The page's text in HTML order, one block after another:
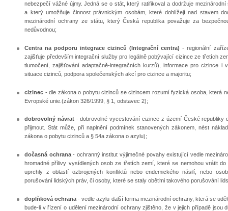
nebezpečí vážné újmy. Jedná se o stát, který ratifikoval a dodržuje
a který umožňuje činnost právnickým osobám, které dohlížejí nad stavem
mezinárodní ochrany ze státu, který Česká republika považuje za
nedůvodnou;
Centra na podporu integrace cizinců (Integrační centra) - regionální
zajišťuje především integrační služby pro legálně pobývající cizince ze třetích
tlumočení, zajišťování adaptačně-integračních kurzů), informace pro cizince i
situace cizinců, podpora společenských akcí pro cizince a majoritu;
cizinec - dle zákona o pobytu cizinců se cizincem rozumí fyzická osoba, která
Evropské unie.(zákon 326/1999, § 1, odstavec 2);
dobrovolný návrat- dobrovolné vycestování cizince z území České republiky
přijmout. Stát může, při naplnění podmínek stanovených zákonem, nést
zákona o pobytu cizinců a § 54a zákona o azylu);
dočasná ochrana- ochranný institut výjimečné povahy existující vedle
hromadné přílivy vysídlených osob ze třetích zemí, které se nemohou vrátit
uprchly z oblastí ozbrojených konfliktů nebo endemického násilí, nebo
porušování lidských práv, či osoby, které se staly oběťmi takového porušování
doplňková ochrana - vedle azylu další forma mezinárodní ochrany, která se
bude-li v řízení o udělení mezinárodní ochrany zjištěno, že v jejich případě jsou